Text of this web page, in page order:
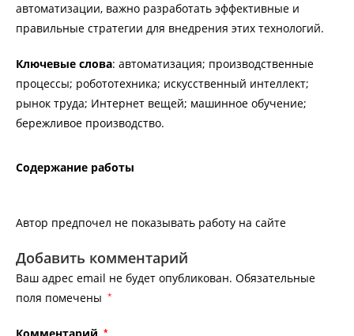
автоматизации, важно разработать эффективные и
правильные стратегии для внедрения этих технологий.
Ключевые слова: автоматизация; производственные
процессы; робототехника; искусственный интеллект;
рынок труда; Интернет вещей; машинное обучение;
бережливое производство.
Содержание работы
Автор предпочел не показывать работу на сайте
Добавить комментарий
Ваш адрес email не будет опубликован. Обязательные
поля помечены *
Комментарий *